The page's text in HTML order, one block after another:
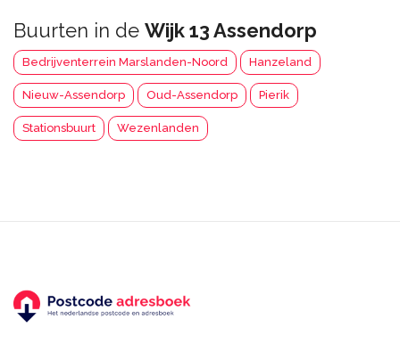
Buurten in de Wijk 13 Assendorp
Bedrijventerrein Marslanden-Noord Hanzeland
Nieuw-Assendorp Oud-Assendorp Pierik
Stationsbuurt Wezenlanden